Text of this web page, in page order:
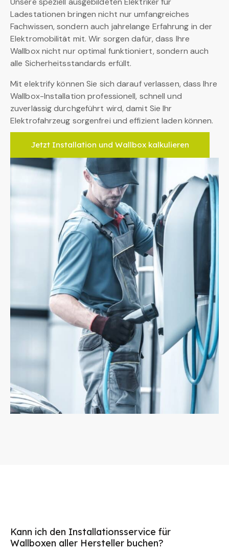
Ladestationen bringen nicht nur umfangreiches
Fachwissen, sondern auch jahrelange Erfahrung in der
Elektromobilität mit. Wir sorgen dafür, dass Ihre
Wallbox nicht nur optimal funktioniert, sondern auch
alle Sicherheitsstandards erfüllt.
Mit elektrify können Sie sich darauf verlassen, dass Ihre
Wallbox-Installation professionell, schnell und
zuverlässig durchgeführt wird, damit Sie Ihr
Elektrofahrzeug sorgenfrei und effizient laden können.
Jetzt Installation und Wallbox kalkulieren
Kann ich den Installationsservice für
Wallboxen aller Hersteller buchen?